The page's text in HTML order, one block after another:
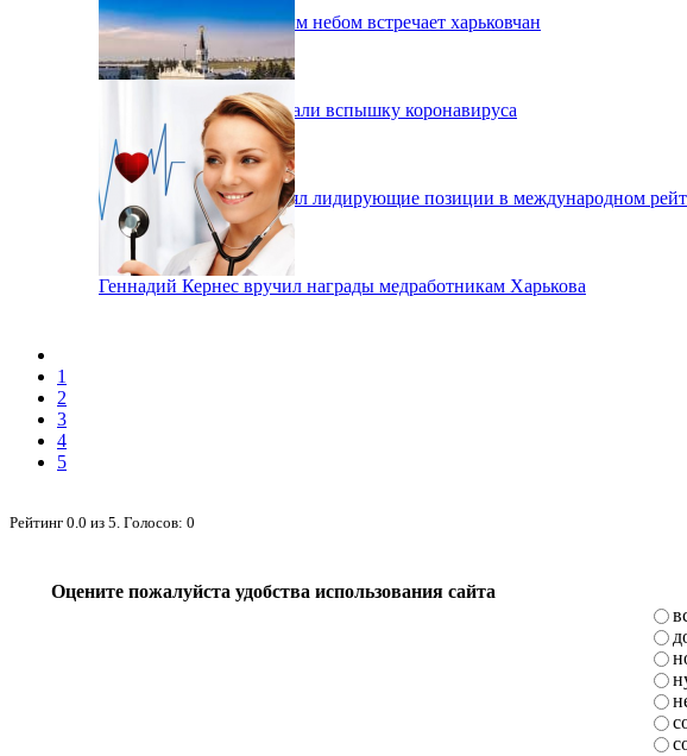
Фестиваль под открытым небом встречает харьковчан
В Харькове зафиксировали вспышку коронавируса
Аэропорт Харькова занял лидирующие позиции в международном
Геннадий Кернес вручил награды медработникам Харькова
1
2
3
4
5
Рейтинг 0.0 из 5. Голосов: 0
Оцените пожалуйста удобства использования сайта